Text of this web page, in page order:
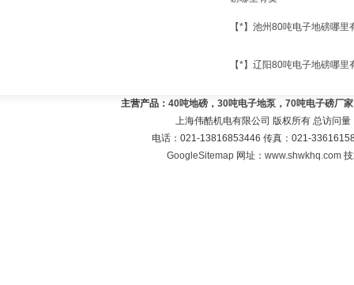
【*】池州80吨电子地磅哪里
【*】辽阳80吨电子地磅哪里
主营产品： 40吨地磅，30吨电子地泵，70吨电子磅厂
上海伟酷机电有限公司 版权所有 总访问量
电话：021-13816853446 传真：021-
GoogleSitemap 网址：www.shwkhq.com